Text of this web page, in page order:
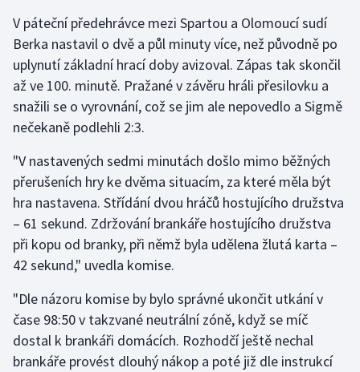
Ostatní
V páteční předehrávce mezi Spartou a Olomoucí sudí
Berka nastavil o dvě a půl minuty více, než původně po
uplynutí základní hrací doby avizoval. Zápas tak skončil
až ve 100. minutě. Pražané v závěru hráli přesilovku a
snažili se o vyrovnání, což se jim ale nepovedlo a Sigmě
nečekaně podlehli 2:3.
"V nastavených sedmi minutách došlo mimo běžných
přerušeních hry ke dvěma situacím, za které měla být
hra nastavena. Střídání dvou hráčů hostujícího družstva
– 61 sekund. Zdržování brankáře hostujícího družstva
při kopu od branky, při němž byla udělena žlutá karta –
42 sekund," uvedla komise.
"Dle názoru komise by bylo správné ukončit utkání v
čase 98:50 v takzvané neutrální zóně, když se míč
dostal k brankáři domácích. Rozhodčí ještě nechal
brankáře provést dlouhý nákop a poté již dle instrukcí